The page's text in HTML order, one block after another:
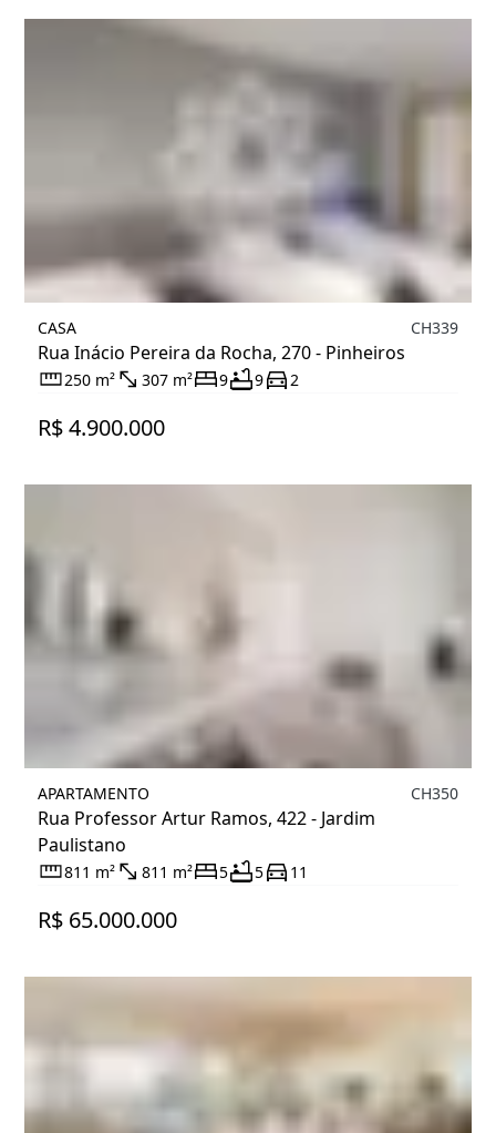
CASA
Rua Inácio Pereira da Rocha, 270 - Pinheiros
CH339
250 m² 307 m² 9 9 2
R$ 4.900.000
APARTAMENTO
Rua Professor Artur Ramos, 422 - Jardim
Paulistano
CH350
811 m² 811 m² 5 5 11
R$ 65.000.000